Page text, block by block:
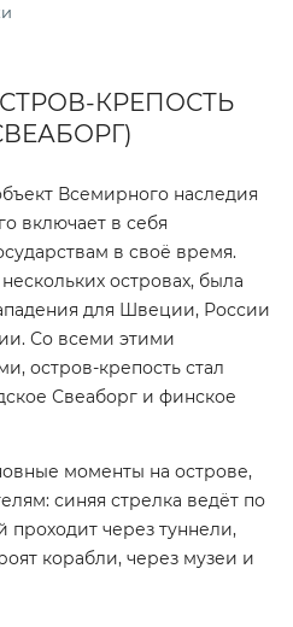
КРЕПОСТЬ
Всемирного наследия
включает в себя
в своё время.
островах, была
для Швеции, России
Со всеми этими
остров-крепость стал
Свеаборг и финское
моменты на острове,
синяя стрелка ведёт по
проходит через туннели,
корабли, через музеи и